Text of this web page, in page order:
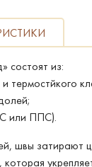
состоят из:
термостйкого
или ППС).
швы затирают